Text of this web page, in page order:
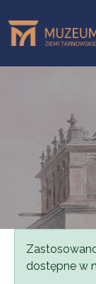
dostępne w